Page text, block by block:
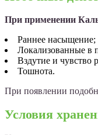
При применении
Раннее насыщение;
Локализованные в
Вздутие и чувство
Тошнота.
При появлении
Условия